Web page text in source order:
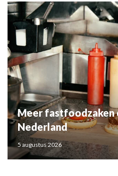
Meer fastfoodzaken
Nederland
5 augustus 2026